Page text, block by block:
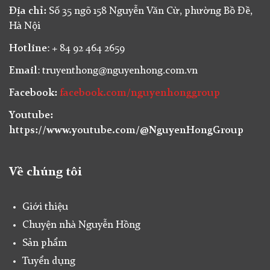
Địa chỉ: Số 35 ngõ 158 Nguyễn Văn Cừ, phường Bồ Đề,
Hà Nội
Hotline: + 84 92 464 2659
Email: truyenthong@nguyenhong.com.vn
Facebook: facebook.com/nguyenhonggroup
Youtube:
https://www.youtube.com/@NguyenHongGroup
Về chúng tôi
Giới thiệu
Chuyện nhà Nguyễn Hồng
Sản phẩm
Tuyển dụng